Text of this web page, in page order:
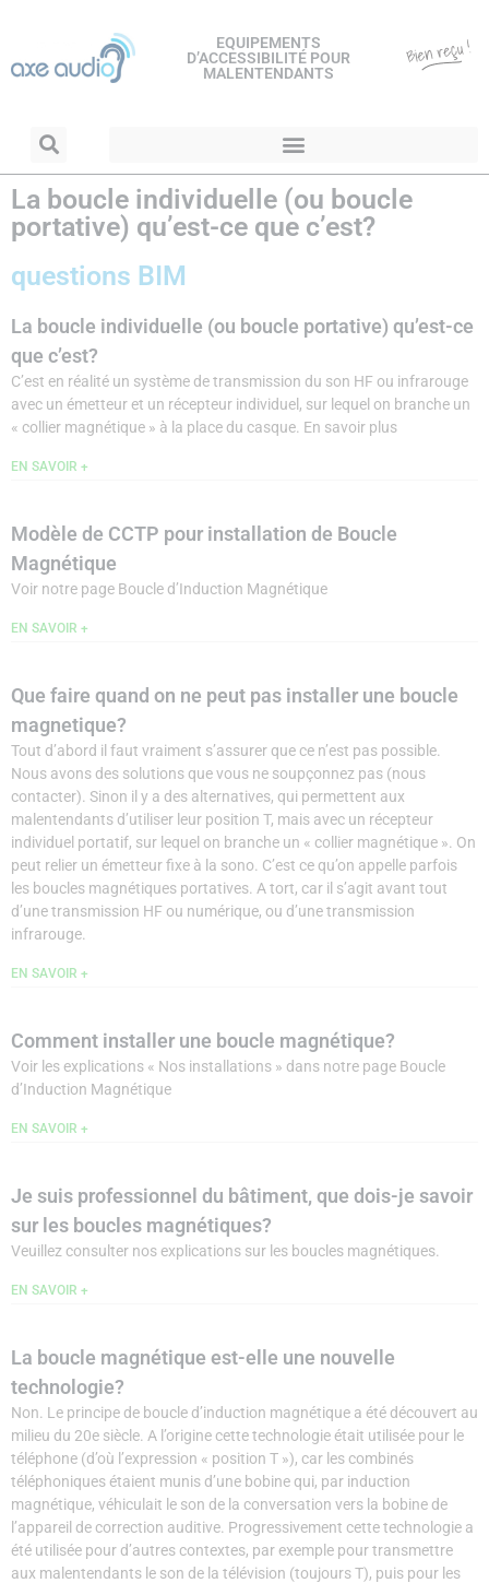
EQUIPEMENTS
D’ACCESSIBILITÉ POUR
MALENTENDANTS
La boucle individuelle (ou boucle
portative) qu’est-ce que c’est?
questions BIM
La boucle individuelle (ou boucle portative) qu’est-ce
que c’est?
C’est en réalité un système de transmission du son HF ou infrarouge
avec un émetteur et un récepteur individuel, sur lequel on branche un
« collier magnétique » à la place du casque. En savoir plus
EN SAVOIR +
Modèle de CCTP pour installation de Boucle
Magnétique
Voir notre page Boucle d’Induction Magnétique
EN SAVOIR +
Que faire quand on ne peut pas installer une boucle
magnetique?
Tout d’abord il faut vraiment s’assurer que ce n’est pas possible.
Nous avons des solutions que vous ne soupçonnez pas (nous
contacter). Sinon il y a des alternatives, qui permettent aux
malentendants d’utiliser leur position T, mais avec un récepteur
individuel portatif, sur lequel on branche un « collier magnétique ». On
peut relier un émetteur fixe à la sono. C’est ce qu’on appelle parfois
les boucles magnétiques portatives. A tort, car il s’agit avant tout
d’une transmission HF ou numérique, ou d’une transmission
infrarouge.
EN SAVOIR +
Comment installer une boucle magnétique?
Voir les explications « Nos installations » dans notre page Boucle
d’Induction Magnétique
EN SAVOIR +
Je suis professionnel du bâtiment, que dois-je savoir
sur les boucles magnétiques?
Veuillez consulter nos explications sur les boucles magnétiques.
EN SAVOIR +
La boucle magnétique est-elle une nouvelle
technologie?
Non. Le principe de boucle d’induction magnétique a été découvert au
milieu du 20e siècle. A l’origine cette technologie était utilisée pour le
téléphone (d’où l’expression « position T »), car les combinés
téléphoniques étaient munis d’une bobine qui, par induction
magnétique, véhiculait le son de la conversation vers la bobine de
l’appareil de correction auditive. Progressivement cette technologie a
été utilisée pour d’autres contextes, par exemple pour transmettre
aux malentendants le son de la télévision (toujours T), puis pour les